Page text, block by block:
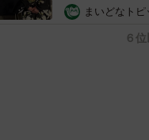
めらい 「痛い
まいどなトピ
６